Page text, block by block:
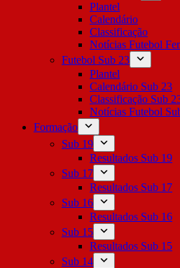
Plantel
Calendário
Classificação
Notícias Futebol
Futebol Sub 23
Plantel
Calendário Sub 23
Classificação Sub
Notícias Futebol
Formação
Sub 19
Resultados Sub 19
Sub 17
Resultados Sub 17
Sub 16
Resultados Sub 16
Sub 15
Resultados Sub 15
Sub 14